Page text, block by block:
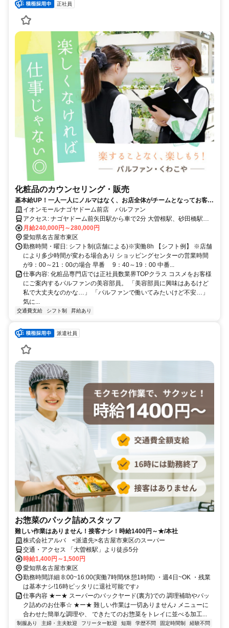
正社員
化粧品のカウンセリング・販売
基本給UP！一人一人にノルマはなく、お店全体がチームとなってお客様
を接客します！
イオンモールナゴヤドーム前店 パルファン
アクセス: ナゴヤドーム前矢田駅から車で2分 大曽根駅、砂田橋駅か
ら車で4分
月給240,000円～280,000円
愛知県名古屋市東区
勤務時間・曜日: シフト制(店舗による)※実働8h 【シフト例】 ※店舗
により多少時間が変わる場合あり ショッピングセンターの営業時間
が9：00～21：00の場合 早番 9：40～19：00 中番...
仕事内容: 化粧品専門店では正社員数業界TOPクラス コスメをお客様
にご案内するパルファンの美容部員。 「美容部員に興味はあるけど
私で大丈夫なのかな…」 「パルファンで働いてみたいけど不安…」
気に...
交通費支給 シフト制 昇給あり
派遣社員
お惣菜のパック詰めスタッフ
難しい作業はありません！接客ナシ！時給1400円～★/本社
株式会社アルバ <派遣先>名古屋市東区のスーパー
交通・アクセス 「大曽根駅」より徒歩5分
時給1,400円～1,500円
愛知県名古屋市東区
勤務時間詳細 8:00~16:00(実働7時間/休憩1時間) ・週4日~OK ・残業
は基本ナシ!16時ピッタリに退社可能です♪
仕事内容 ★ー★ スーパーのバックヤード(裏方)での 調理補助やパッ
ク詰めのお仕事☆ ★ー★ 難しい作業は一切ありません♪ メニューに
合わせた簡単な調理や、 できたてのお惣菜をトレイに並べる加工...
制服あり 主婦・主夫歓迎 フリーター歓迎 短期 学歴不問 固定時間制
経験不問